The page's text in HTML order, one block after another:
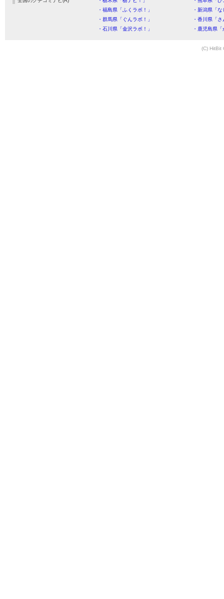
・福島県「ふくラボ！」
・新潟県「
・群馬県「ぐんラボ！」
・香川県「
・石川県「金沢ラボ！」
・鹿児島県
(C) HitBit